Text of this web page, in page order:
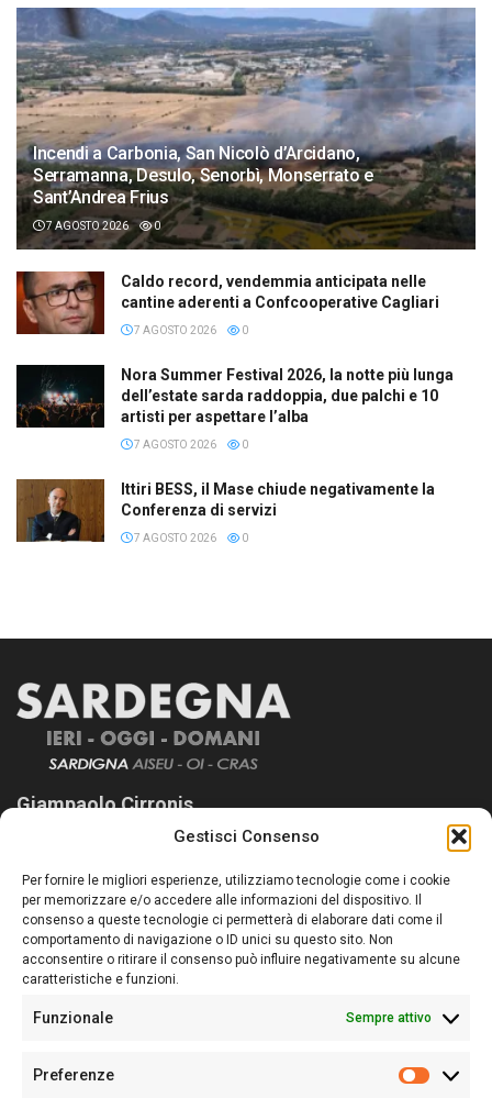
Gestisci Consenso
Per fornire le migliori esperienze, utilizziamo tecnologie come i cookie
per memorizzare e/o accedere alle informazioni del dispositivo. Il
consenso a queste tecnologie ci permetterà di elaborare dati come il
comportamento di navigazione o ID unici su questo sito. Non
acconsentire o ritirare il consenso può influire negativamente su alcune
caratteristiche e funzioni.
Funzionale Sempre attivo
Preferenze
Incendi a Carbonia, San Nicolò d’Arcidano,
Serramanna, Desulo, Senorbì, Monserrato e
Sant’Andrea Frius
7 AGOSTO 2026 0
Caldo record, vendemmia anticipata nelle
cantine aderenti a Confcooperative Cagliari
7 AGOSTO 2026 0
Nora Summer Festival 2026, la notte più lunga
dell’estate sarda raddoppia, due palchi e 10
artisti per aspettare l’alba
7 AGOSTO 2026 0
Ittiri BESS, il Mase chiude negativamente la
Conferenza di servizi
7 AGOSTO 2026 0
Giampaolo Cirronis
Sardegna Ieri-Oggi-Domani nasce per informare “liberamente” i
lettori su quanto accade in Sardegna, con un occhio rivolto al
nostro passato e, soprattutto, al nostro futuro
Follow Us
Sede:Via Cristoforo Colombo 09013 Carbonia